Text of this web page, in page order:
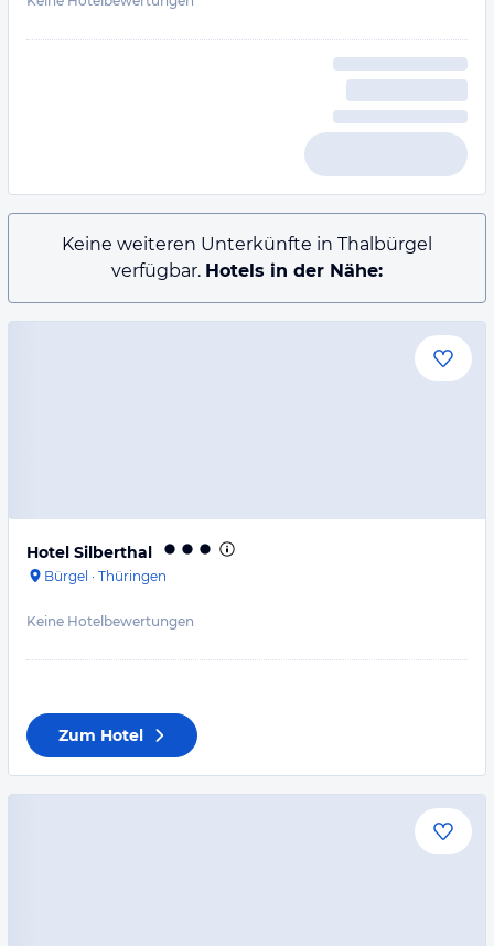
Keine weiteren Unterkünfte in Thalbürgel
verfügbar. Hotels in der Nähe:
Hotel Silberthal
Bürgel · Thüringen
Keine Hotelbewertungen
Zum Hotel